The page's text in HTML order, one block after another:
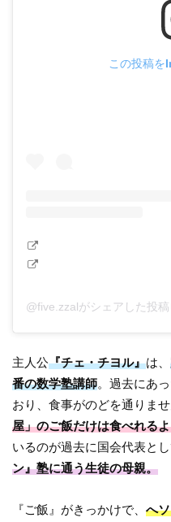
この投稿を
@five.zzalがシェアした投稿
主人公『チェ・チヨル』は、
番の数学塾講師。過去にあ
おり、食事がのどを通りま
屋」のご飯だけは食べれる
いるのが過去に国会代表と
ン』塾に通う生徒の母親。
『ご飯』がきっかけで、へ